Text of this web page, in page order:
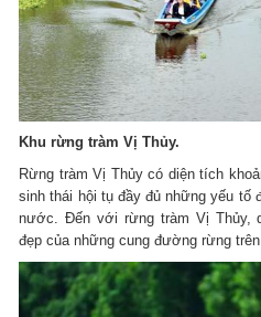
Khu rừng tràm Vị Thủy.
Rừng tràm Vị Thủy có diện tích
sinh thái hội tụ đầy đủ những yếu tố
nước. Đến với rừng tràm Vị Thủy,
đẹp của những cung đường rừng